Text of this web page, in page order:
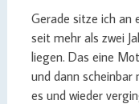
Gerade sitze ich an
seit mehr als zwei
liegen. Das eine
und dann
es und wieder